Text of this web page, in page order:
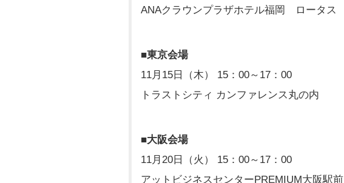
ANAクラウンプラザホテル福岡 ロータス
■東京会場
11月15日（木） 15：00～17：00
トラストシティ カンファレンス丸の内
■大阪会場
11月20日（火） 15：00～17：00
アットビジネスセンターPREMIUM大阪駅前